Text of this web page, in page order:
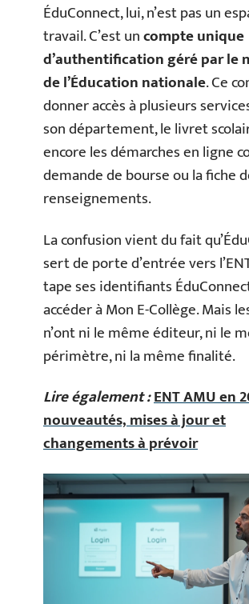
ÉduConnect, lui, n’est pas un
travail. C’est uncompte unique
d’authentification géré par le
de l’Éducation nationale. Ce
donner accès à plusieurs
son département, le livret
encore les démarches en ligne
demande de bourse ou la fiche
renseignements.
La confusion vient du fait
sert de porte d’entrée vers
tape ses identifiants
accéder à Mon E-Collège. Mais
n’ont ni le même éditeur, ni le
périmètre, ni la même finalité.
Lire également :ENT AMU en
nouveautés, mises à jour et
changements à prévoir